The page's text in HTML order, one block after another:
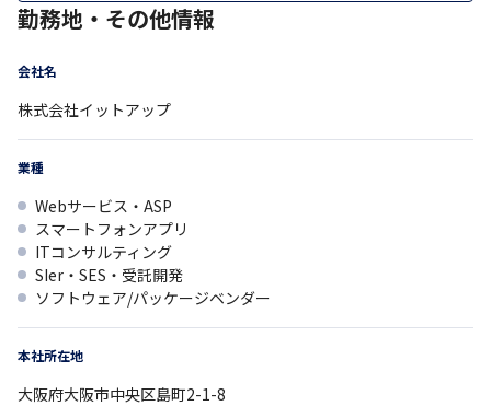
勤務地・その他情報
会社名
株式会社イットアップ
業種
Webサービス・ASP
スマートフォンアプリ
ITコンサルティング
SIer・SES・受託開発
ソフトウェア/パッケージベンダー
本社所在地
大阪府大阪市中央区島町2-1-8